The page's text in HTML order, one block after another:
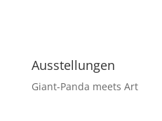
Ausstellungen
Giant-Panda meets Art